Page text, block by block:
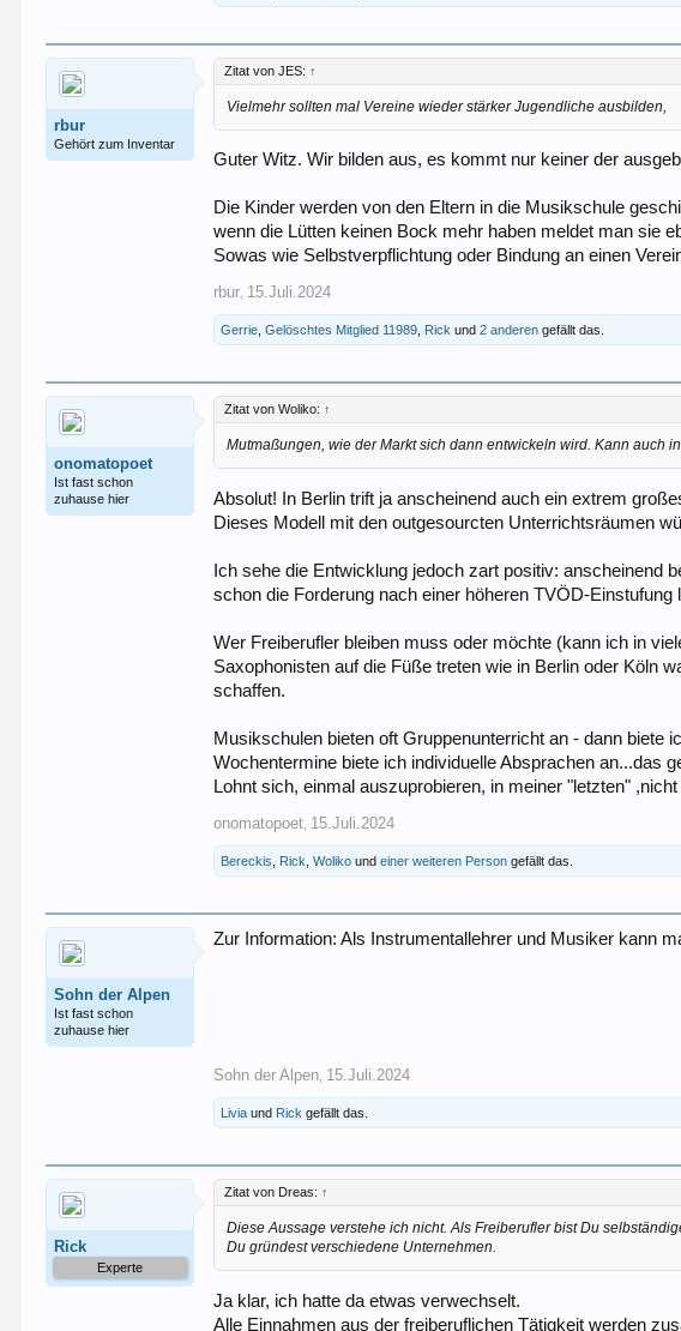
rbur
Gehört zum Inventar
Zitat von JES: ↑
Vielmehr sollten mal Vereine wieder stärker Jugendliche ausbilden,
Guter Witz. Wir bilden aus, es kommt nur keiner der
Die Kinder werden von den Eltern in die Musikschule
wenn die Lütten keinen Bock mehr haben meldet man sie
Sowas wie Selbstverpflichtung oder Bindung an einen
rbur 15.Juli.2024
Gerrie ,Gelöschtes Mitglied 11989 Rick und2 anderen gefällt das.
onomatopoet
Ist fast schon
zuhause hier
Zitat von Woliko: ↑
Mutmaßungen, wie der Markt sich dann entwickeln wird. Kann auch
Absolut! In Berlin trift ja anscheinend auch ein extrem
Dieses Modell mit den outgesourcten Unterrichtsräumen
Ich sehe die Entwicklung jedoch zart positiv: anscheinend
schon die Forderung nach einer höheren TVÖD-
Wer Freiberufler bleiben muss oder möchte (kann ich in
Saxophonisten auf die Füße treten wie in Berlin oder Köln
schaffen.
Musikschulen bieten oft Gruppenunterricht an - dann
Wochentermine biete ich individuelle Absprachen an...das
Lohnt sich, einmal auszuprobieren, in meiner "letzten"
onomatopoet 15.Juli.2024
Bereckis Rick ,Woliko undeiner weiteren Person gefällt das.
Sohn der Alpen
Ist fast schon
zuhause hier
Zur Information: Als Instrumentallehrer und Musiker kann
Sohn der Alpen 15.Juli.2024
Livia und Rick gefällt das.
Rick
Experte
Zitat von Dreas: ↑
Diese Aussage verstehe ich nicht. Als Freiberufler bist Du
Du gründest verschiedene Unternehmen.
Ja klar, ich hatte da etwas verwechselt.
Alle Einnahmen aus der freiberuflichen Tätigkeit werden